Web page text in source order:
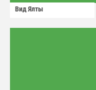
Вид Ялты